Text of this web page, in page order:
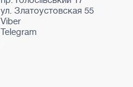
ул. Златоустовская 55
Viber
Telegram